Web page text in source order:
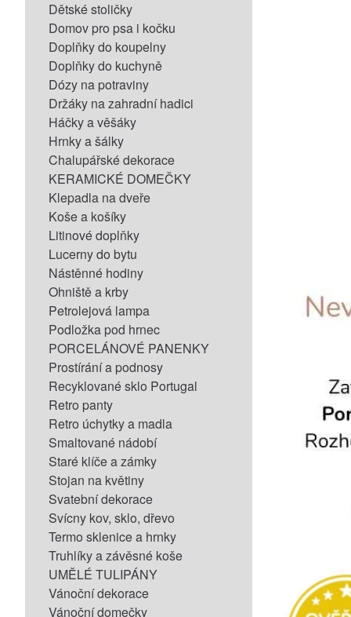
Dětské stoličky
Domov pro psa i kočku
Doplňky do koupelny
Doplňky do kuchyně
Dózy na potraviny
Držáky na zahradní hadici
Háčky a věšáky
Hrnky a šálky
Chalupářské dekorace
KERAMICKÉ DOMEČKY
Klepadla na dveře
Koše a košíky
Litinové doplňky
Lucerny do bytu
Nástěnné hodiny
Ohniště a krby
Petrolejová lampa
Podložka pod hrnec
PORCELÁNOVÉ PANENKY
Prostírání a podnosy
Recyklované sklo Portugal
Retro panty
Retro úchytky a madla
Smaltované nádobí
Staré klíče a zámky
Stojan na květiny
Svatební dekorace
Svícny kov, sklo, dřevo
Termo sklenice a hrnky
Truhlíky a závěsné koše
UMĚLÉ TULIPÁNY
Vánoční dekorace
Vánoční domečky